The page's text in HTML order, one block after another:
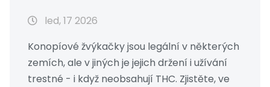
led, 17 2026
Konopíové žvýkačky jsou legální v některých
zemích, ale v jiných je jejich držení i užívání
trestné - i když neobsahují THC. Zjistěte, ve